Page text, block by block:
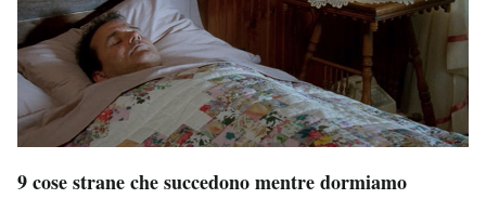
9 cose strane che succedono mentre dormiamo